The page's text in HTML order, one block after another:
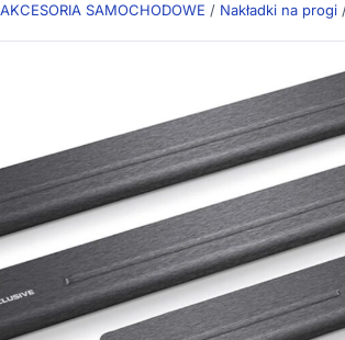
AKCESORIA SAMOCHODOWE / Nakładki na progi